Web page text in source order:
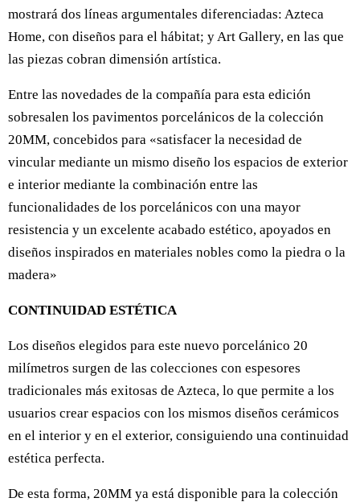
mostrará dos líneas argumentales diferenciadas: Azteca
Home, con diseños para el hábitat; y Art Gallery, en las que
las piezas cobran dimensión artística.
Entre las novedades de la compañía para esta edición
sobresalen los pavimentos porcelánicos de la colección
20MM, concebidos para «satisfacer la necesidad de
vincular mediante un mismo diseño los espacios de exterior
e interior mediante la combinación entre las
funcionalidades de los porcelánicos con una mayor
resistencia y un excelente acabado estético, apoyados en
diseños inspirados en materiales nobles como la piedra o la
madera»
CONTINUIDAD ESTÉTICA
Los diseños elegidos para este nuevo porcelánico 20
milímetros surgen de las colecciones con espesores
tradicionales más exitosas de Azteca, lo que permite a los
usuarios crear espacios con los mismos diseños cerámicos
en el interior y en el exterior, consiguiendo una continuidad
estética perfecta.
De esta forma, 20MM ya está disponible para la colección